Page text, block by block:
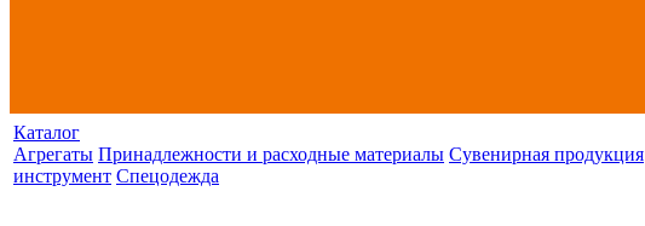
Каталог
Агрегаты Принадлежности и расходные материалы Сувенирная продукция
инструмент Спецодежда